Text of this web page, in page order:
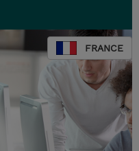
FRANCE